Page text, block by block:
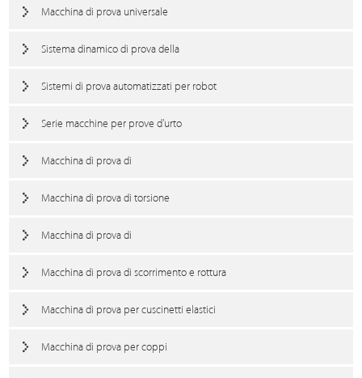
Macchina di prova universale
Sistema dinamico di prova della
Sistemi di prova automatizzati per robot
Serie macchine per prove d'urto
Macchina di prova di
Macchina di prova di torsione
Macchina di prova di
Macchina di prova di scorrimento e rottura
Macchina di prova per cuscinetti elastici
Macchina di prova per coppi